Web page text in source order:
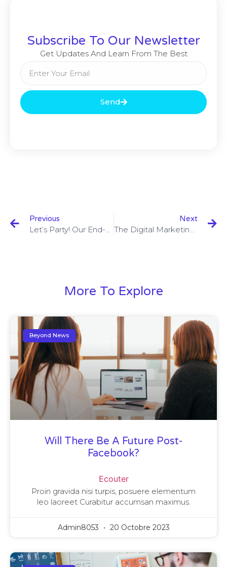
Subscribe To Our Newsletter
Get Updates And Learn From The Best
Send
Previous Next
More To Explore
Beyond News
Will There Be A Future Post-
Facebook?
Ecouter
Proin gravida nisi turpis, posuere elementum
leo laoreet Curabitur accumsan maximus.
Admin8053 20 Octobre 2023